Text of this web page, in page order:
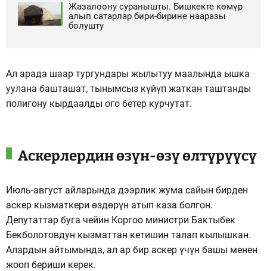
Жазалоону суранышты. Бишкекте көмүр
алып сатарлар бири-бирине нааразы
болушту
Ал арада шаар тургундары жылытуу маалында ышка
уулана башташат, тынымсыз күйүп жаткан таштанды
полигону кырдаалды ого бетер курчутат.
Аскерлердин өзүн-өзү өлтүрүүсү
Июль-август айларында дээрлик жума сайын бирден
аскер кызматкери өздөрүн атып каза болгон.
Депутаттар буга чейин Коргоо министри Бактыбек
Бекболотовдун кызматтан кетишин талап кылышкан.
Алардын айтымында, ал ар бир аскер үчүн башы менен
жооп бериши керек.